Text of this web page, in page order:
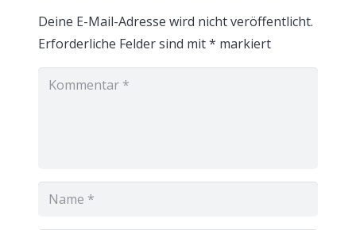
Deine E-Mail-Adresse wird nicht veröffentlicht.
Erforderliche Felder sind mit* markiert